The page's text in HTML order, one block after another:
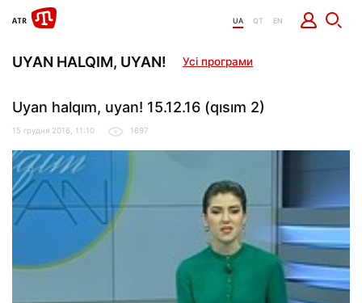
UA QT EN
UYAN HALQIM, UYAN! Усі програми
Uyan halqım, uyan! 15.12.16 (qısım 2)
15 грудня 2016, 11:10 1697